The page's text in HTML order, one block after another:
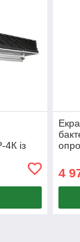
із
4